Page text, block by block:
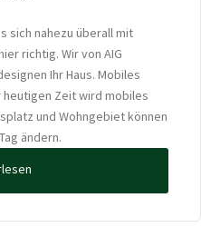
sich nahezu überall mit
richtig. Wir von AIG
Ihr Haus. Mobiles
heutigen Zeit wird mobiles
und Wohngebiet können
ändern.